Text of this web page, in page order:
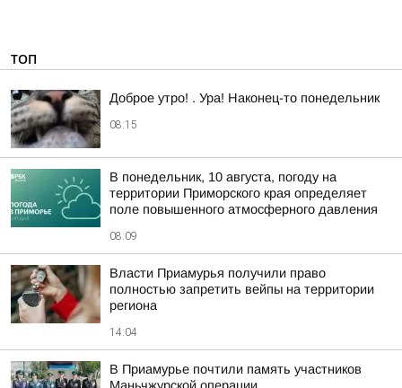
ТОП
Доброе утро! . Ура! Наконец-то понедельник
08:15
В понедельник, 10 августа, погоду на
территории Приморского края определяет
поле повышенного атмосферного давления
08:09
Власти Приамурья получили право
полностью запретить вейпы на территории
региона
14:04
В Приамурье почтили память участников